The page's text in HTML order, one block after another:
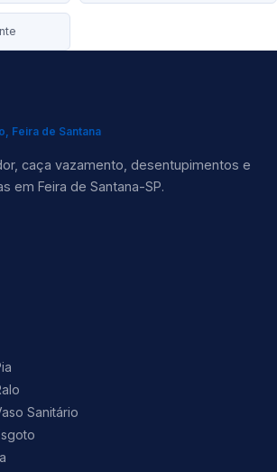
Feira de Santana
caça vazamento, desentupimentos e
em Feira de Santana-SP.
Sanitário